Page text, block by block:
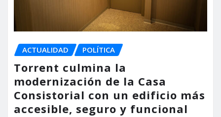
ACTUALIDAD POLÍTICA
Torrent culmina la
modernización de la Casa
Consistorial con un edificio más
accesible, seguro y funcional